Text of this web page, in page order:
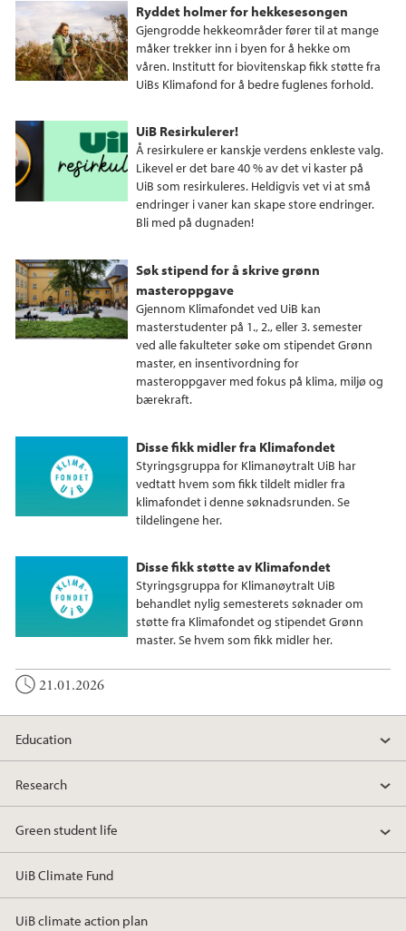
Ryddet holmer for hekkesesongen
Gjengrodde hekkeområder fører til at mange
måker trekker inn i byen for å hekke om
våren. Institutt for biovitenskap fikk støtte fra
UiBs Klimafond for å bedre fuglenes forhold.
UiB Resirkulerer!
Å resirkulere er kanskje verdens enkleste valg.
Likevel er det bare 40 % av det vi kaster på
UiB som resirkuleres. Heldigvis vet vi at små
endringer i vaner kan skape store endringer.
Bli med på dugnaden!
Søk stipend for å skrive grønn
masteroppgave
Gjennom Klimafondet ved UiB kan
masterstudenter på 1., 2., eller 3. semester
ved alle fakulteter søke om stipendet Grønn
master, en insentivordning for
masteroppgaver med fokus på klima, miljø og
bærekraft.
Disse fikk midler fra Klimafondet
Styringsgruppa for Klimanøytralt UiB har
vedtatt hvem som fikk tildelt midler fra
klimafondet i denne søknadsrunden. Se
tildelingene her.
Disse fikk støtte av Klimafondet
Styringsgruppa for Klimanøytralt UiB
behandlet nylig semesterets søknader om
støtte fra Klimafondet og stipendet Grønn
master. Se hvem som fikk midler her.
21.01.2026
Education
Research
Green student life
UiB Climate Fund
UiB climate action plan